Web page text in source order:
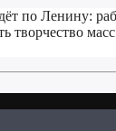
по Ленину: